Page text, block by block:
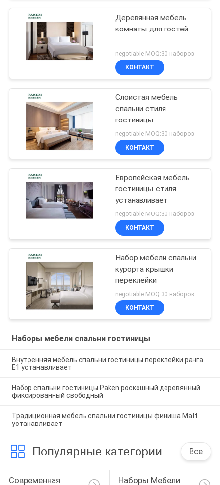
Деревянная мебель
комнаты для гостей
negotiable MOQ:30 наборов
КОНТАКТ
Слоистая мебель
спальни стиля
гостиницы
negotiable MOQ:30 наборов
КОНТАКТ
Европейская мебель
гостиницы стиля
устанавливает
negotiable MOQ:30 наборов
КОНТАКТ
Набор мебели спальни
курорта крышки
переклейки
negotiable MOQ:30 наборов
КОНТАКТ
Наборы мебели спальни гостиницы
Внутренняя мебель спальни гостиницы переклейки ранга
E1 устанавливает
Набор спальни гостиницы Paken роскошный деревянный
фиксированный свободный
Традиционная мебель спальни гостиницы финиша Matt
устанавливает
Популярные категории Все
Современная Наборы Мебели